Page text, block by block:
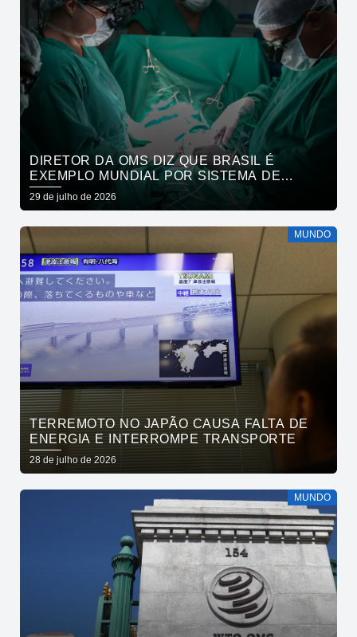
DIRETOR DA OMS DIZ QUE BRASIL É
EXEMPLO MUNDIAL POR SISTEMA DE
SAÚDE
29 de julho de 2026
MUNDO
TERREMOTO NO JAPÃO CAUSA FALTA DE
ENERGIA E INTERROMPE TRANSPORTE
28 de julho de 2026
MUNDO